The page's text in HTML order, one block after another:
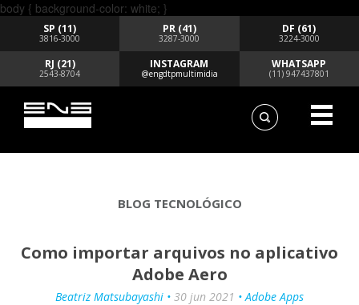
body { background-color: white; }
SP (11)
3816-3000
PR (41)
3287-3000
DF (61)
3224-3000
RJ (21)
2543-8704
INSTAGRAM
@engdtpmultimidia
WHATSAPP
(11) 947437801
BLOG TECNOLÓGICO
Como importar arquivos no aplicativo
Adobe Aero
Beatriz Matsubayashi • 30 jun 2021 • Adobe Apps